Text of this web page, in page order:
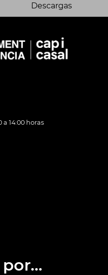
Descargas
a 14:00 horas